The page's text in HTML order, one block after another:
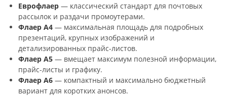
Еврофлаер — классический стандарт для почтовых
рассылок и раздачи промоутерами.
Флаер А4 — максимальная площадь для подробных
презентаций, крупных изображений и
детализированных прайс-листов.
Флаер А5 — вмещает максимум полезной информации,
прайс-листы и графику.
Флаер А6 — компактный и максимально бюджетный
вариант для коротких анонсов.